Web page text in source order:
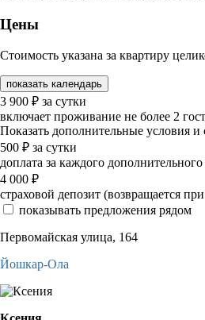
Цены
Стоимость указана за квартиру
показать календарь
3 900 ₽ за сутки
включает проживание не более 2
Показать дополнительные условия и
500 ₽ за сутки
доплата за каждого
4 000 ₽
страховой депозит (возвращается
показывать предложения рядом
Первомайская улица, 164
Йошкар-Ола